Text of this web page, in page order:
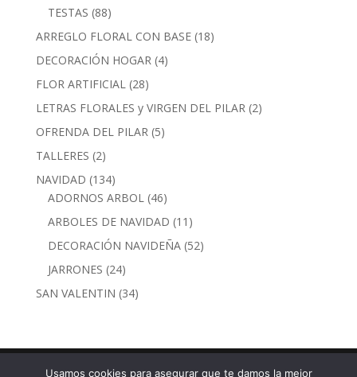
TESTAS 8888
productos
ARREGLO FLORAL CON BASE 1818
DECORACIÓN HOGAR 44
FLOR ARTIFICIAL 2828
productos
LETRAS FLORALES y VIRGEN DEL PILAR 22
OFRENDA DEL PILAR 55
TALLERES 22
productos
NAVIDAD 134134
productos
ADORNOS ARBOL 4646
productos
ARBOLES DE NAVIDAD 11 11
productos
DECORACIÓN NAVIDEÑA 5252
JARRONES 2424
productos
SAN VALENTIN 3434
Usamos cookies para asegurar que te damos la mejor